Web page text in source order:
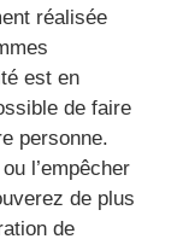
réalisée
est en
de faire
personne.
l’empêcher
de plus
de